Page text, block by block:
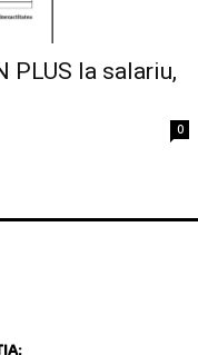
PLUS la salariu,
0